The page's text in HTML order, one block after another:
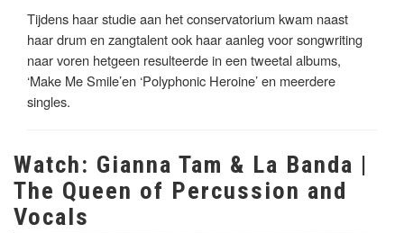
Tijdens haar studie aan het conservatorium kwam naast
haar drum en zangtalent ook haar aanleg voor songwriting
naar voren hetgeen resulteerde in een tweetal albums,
‘Make Me Smile’en ‘Polyphonic Heroine’ en meerdere
singles.
Watch: Gianna Tam & La Banda |
The Queen of Percussion and
Vocals